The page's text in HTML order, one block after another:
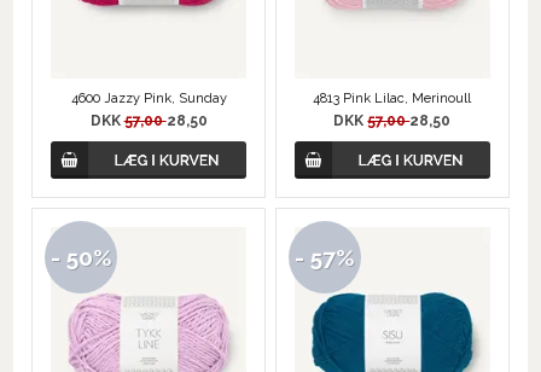
4600 Jazzy Pink, Sunday
DKK57,0028,50
4813 Pink Lilac, Merinoull
DKK57,0028,50
- 50% - 57%